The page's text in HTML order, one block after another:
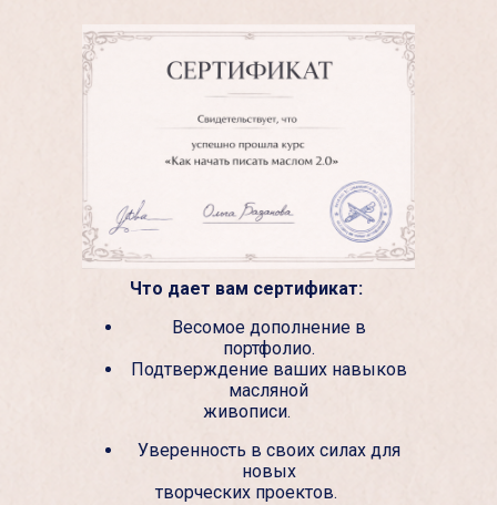
Что дает вам сертификат:
Весомое дополнение в
портфолио.
Подтверждение ваших навыков
масляной
живописи.
Уверенность в своих силах для
новых
творческих проектов.